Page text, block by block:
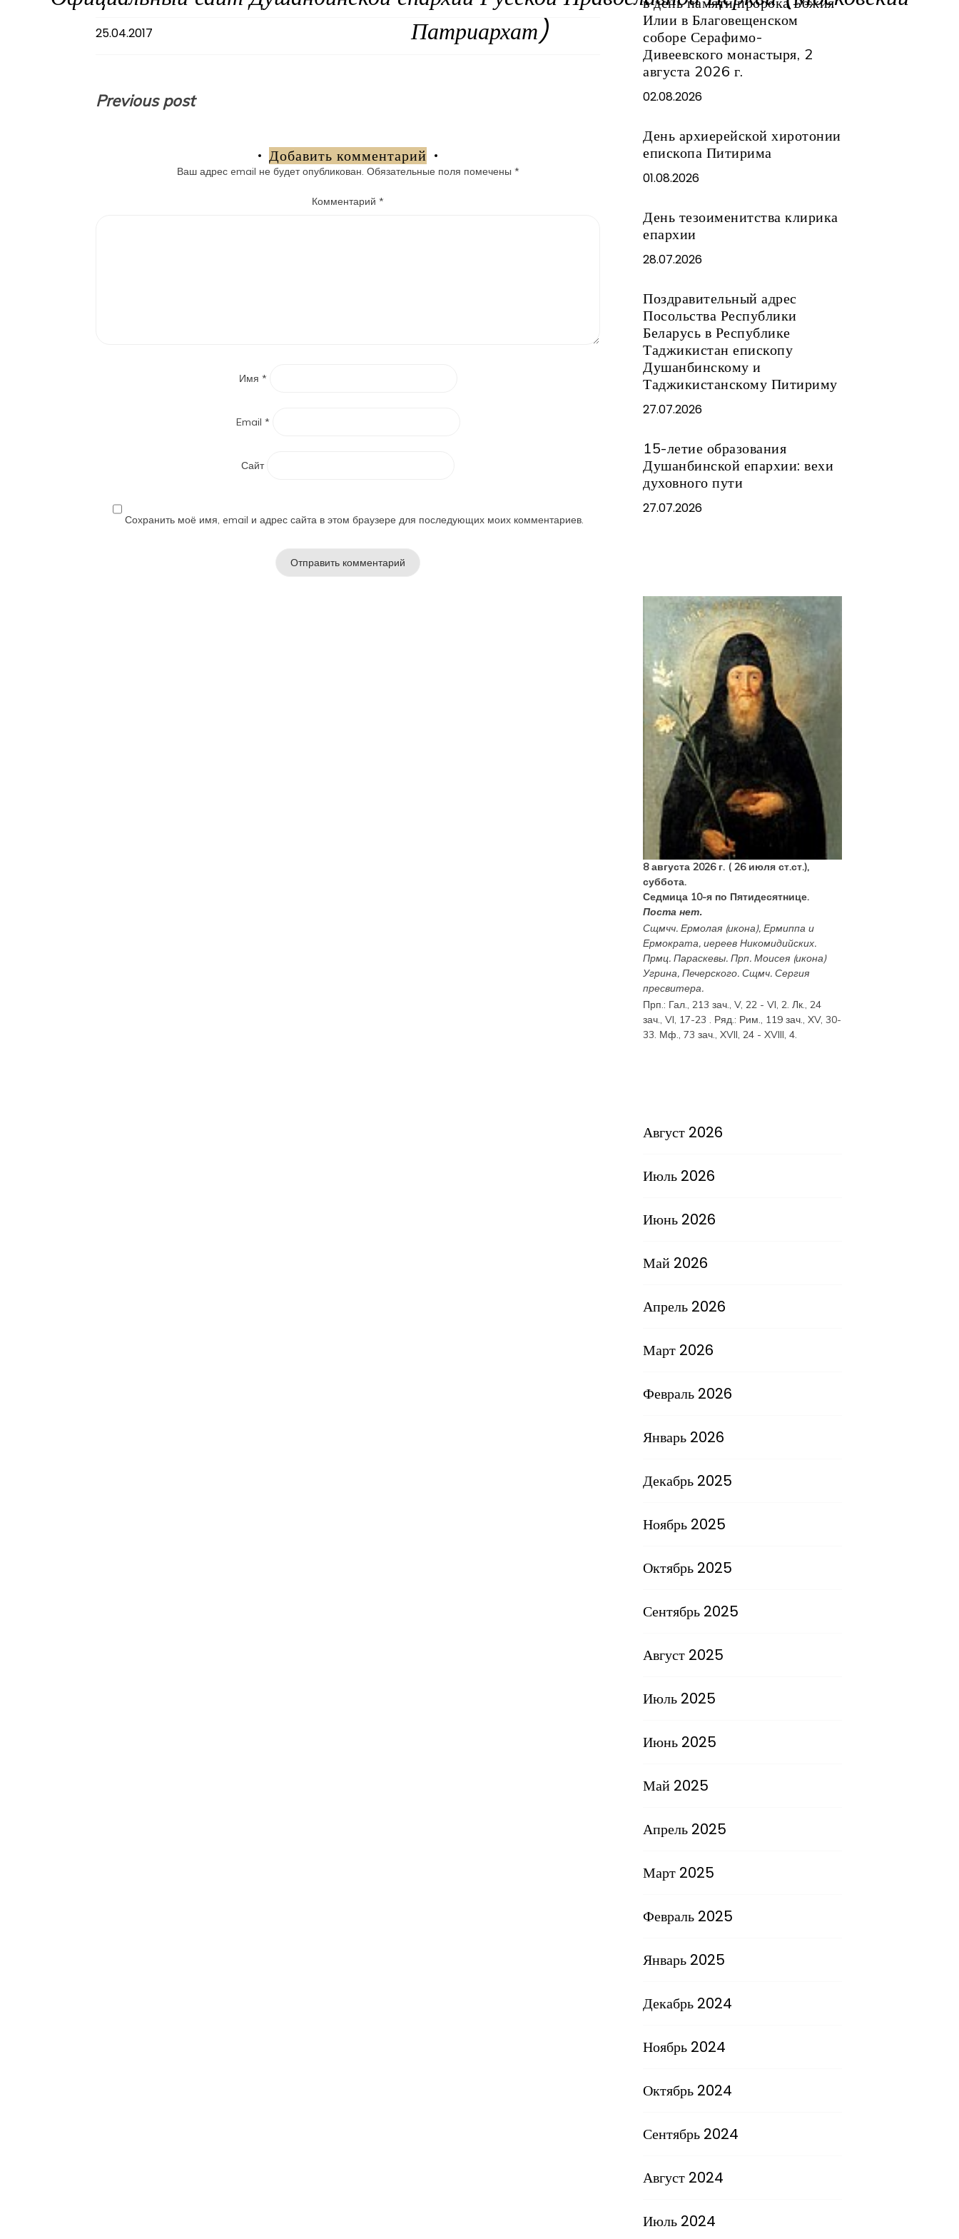
Патриархат)
25.04.2017
Навигация
Previous post
Добавить комментарий
Ваш адрес email не будет опубликован. Обязательные поля помечены *
Комментарий*
Имя *
Email *
Сайт
Сохранить моё имя, email и адрес сайта в этом браузере для последующих моих комментариев.
Илии в Благовещенском
соборе Серафимо-
Дивеевского монастыря, 2
августа 2026 г.
02.08.2026
День архиерейской хиротонии
епископа Питирима
01.08.2026
День тезоименитства клирика
епархии
28.07.2026
Поздравительный адрес
Посольства Республики
Беларусь в Республике
Таджикистан епископу
Душанбинскому и
Таджикистанскому Питириму
27.07.2026
15-летие образования
Душанбинской епархии: вехи
духовного пути
27.07.2026
8 августа 2026 г. ( 26 июля ст.ст.),
суббота.
Седмица 10-я по Пятидесятнице.
Поста нет.
Сщмчч.Ермолая (икона),Ермиппа и
Ермократа, иереев Никомидийских.
Прмц.Параскевы. Прп.Моисея (икона)
Угрина, Печерского. Сщмч.Сергия
пресвитера.
Прп.: Гал., 213 зач., V, 22 - VI, 2. Лк., 24
зач., VI, 17-23
. Ряд.: Рим., 119 зач., XV, 30-
33. Мф., 73 зач., XVII, 24 - XVIII, 4.
Август 2026
Июль 2026
Июнь 2026
Май 2026
Апрель 2026
Март 2026
Февраль 2026
Январь 2026
Декабрь 2025
Ноябрь 2025
Октябрь 2025
Сентябрь 2025
Август 2025
Июль 2025
Июнь 2025
Май 2025
Апрель 2025
Март 2025
Февраль 2025
Январь 2025
Декабрь 2024
Ноябрь 2024
Октябрь 2024
Сентябрь 2024
Август 2024
Июль 2024